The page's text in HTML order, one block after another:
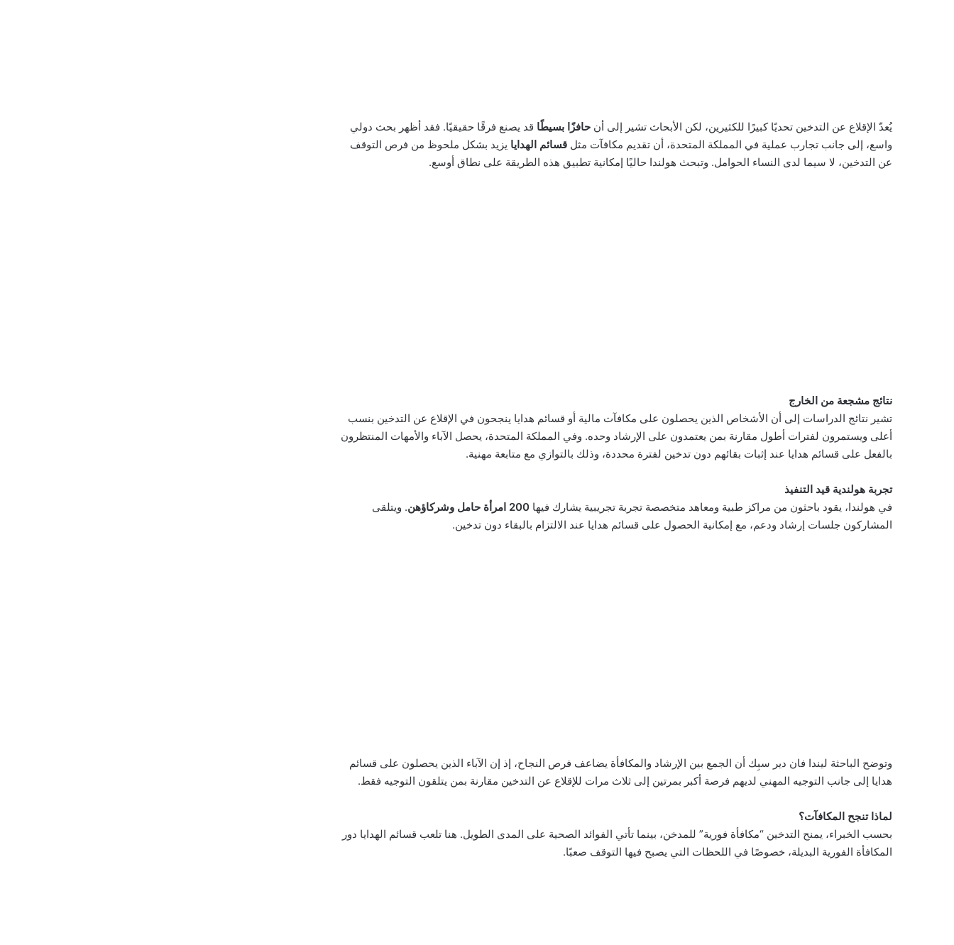
يُعدّ الإقلاع عن التدخين تحديًا كبيرًا للكثيرين، لكن الأبحاث تشير إلى أن حافزًا بسيطًا قد يصنع فرقًا حقيقيًا. فقد أظهر بحث دولي
واسع، إلى جانب تجارب عملية في المملكة المتحدة، أن تقديم مكافآت مثل قسائم الهدايا يزيد بشكل ملحوظ من فرص التوقف
عن التدخين، لا سيما لدى النساء الحوامل. وتبحث هولندا حاليًا إمكانية تطبيق هذه الطريقة على نطاق أوسع.
نتائج مشجعة من الخارج
تشير نتائج الدراسات إلى أن الأشخاص الذين يحصلون على مكافآت مالية أو قسائم هدايا ينجحون في الإقلاع عن التدخين بنسب
أعلى ويستمرون لفترات أطول مقارنة بمن يعتمدون على الإرشاد وحده. وفي المملكة المتحدة، يحصل الآباء والأمهات المنتظرون
بالفعل على قسائم هدايا عند إثبات بقائهم دون تدخين لفترة محددة، وذلك بالتوازي مع متابعة مهنية.
تجربة هولندية قيد التنفيذ
في هولندا، يقود باحثون من مراكز طبية ومعاهد متخصصة تجربة تجريبية يشارك فيها 200 امرأة حامل وشركاؤهن
. ويتلقى
المشاركون جلسات إرشاد ودعم، مع إمكانية الحصول على قسائم هدايا عند الالتزام بالبقاء دون تدخين.
وتوضح الباحثة ليندا فان دير سبِك أن الجمع بين الإرشاد والمكافأة يضاعف فرص النجاح، إذ إن الآباء الذين يحصلون على قسائم
هدايا إلى جانب التوجيه المهني لديهم فرصة أكبر بمرتين إلى ثلاث مرات للإقلاع عن التدخين مقارنة بمن يتلقون التوجيه فقط.
لماذا تنجح المكافآت؟
بحسب الخبراء، يمنح التدخين “مكافأة فورية” للمدخن، بينما تأتي الفوائد الصحية على المدى الطويل. هنا تلعب قسائم الهدايا دور
المكافأة الفورية البديلة، خصوصًا في اللحظات التي يصبح فيها التوقف صعبًا.